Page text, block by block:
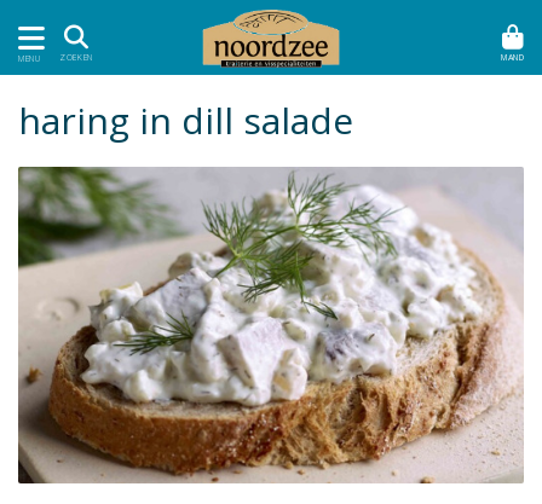
MENU ZOEKEN MAND
haring in dill salade